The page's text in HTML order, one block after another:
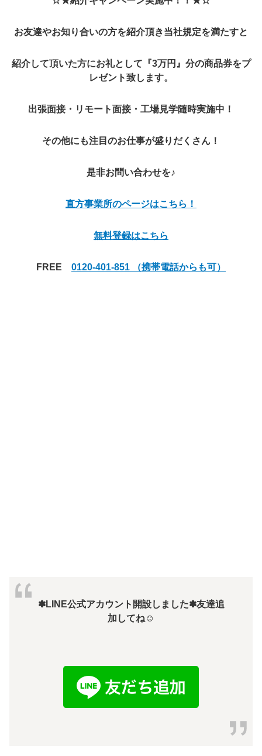
お友達やお知り合いの方を紹介頂き当社規定を満たすと
紹介して頂いた方にお礼として『3万円』分の商品券をプ
レゼント致します。
出張面接・リモート面接・工場見学随時実施中！
その他にも注目のお仕事が盛りだくさん！
是非お問い合わせを♪
直方事業所のページはこちら！
無料登録はこちら
FREE 0120-401-851 （携帯電話からも可）
✽LINE公式アカウント開設しました✽友達追
加してね☺